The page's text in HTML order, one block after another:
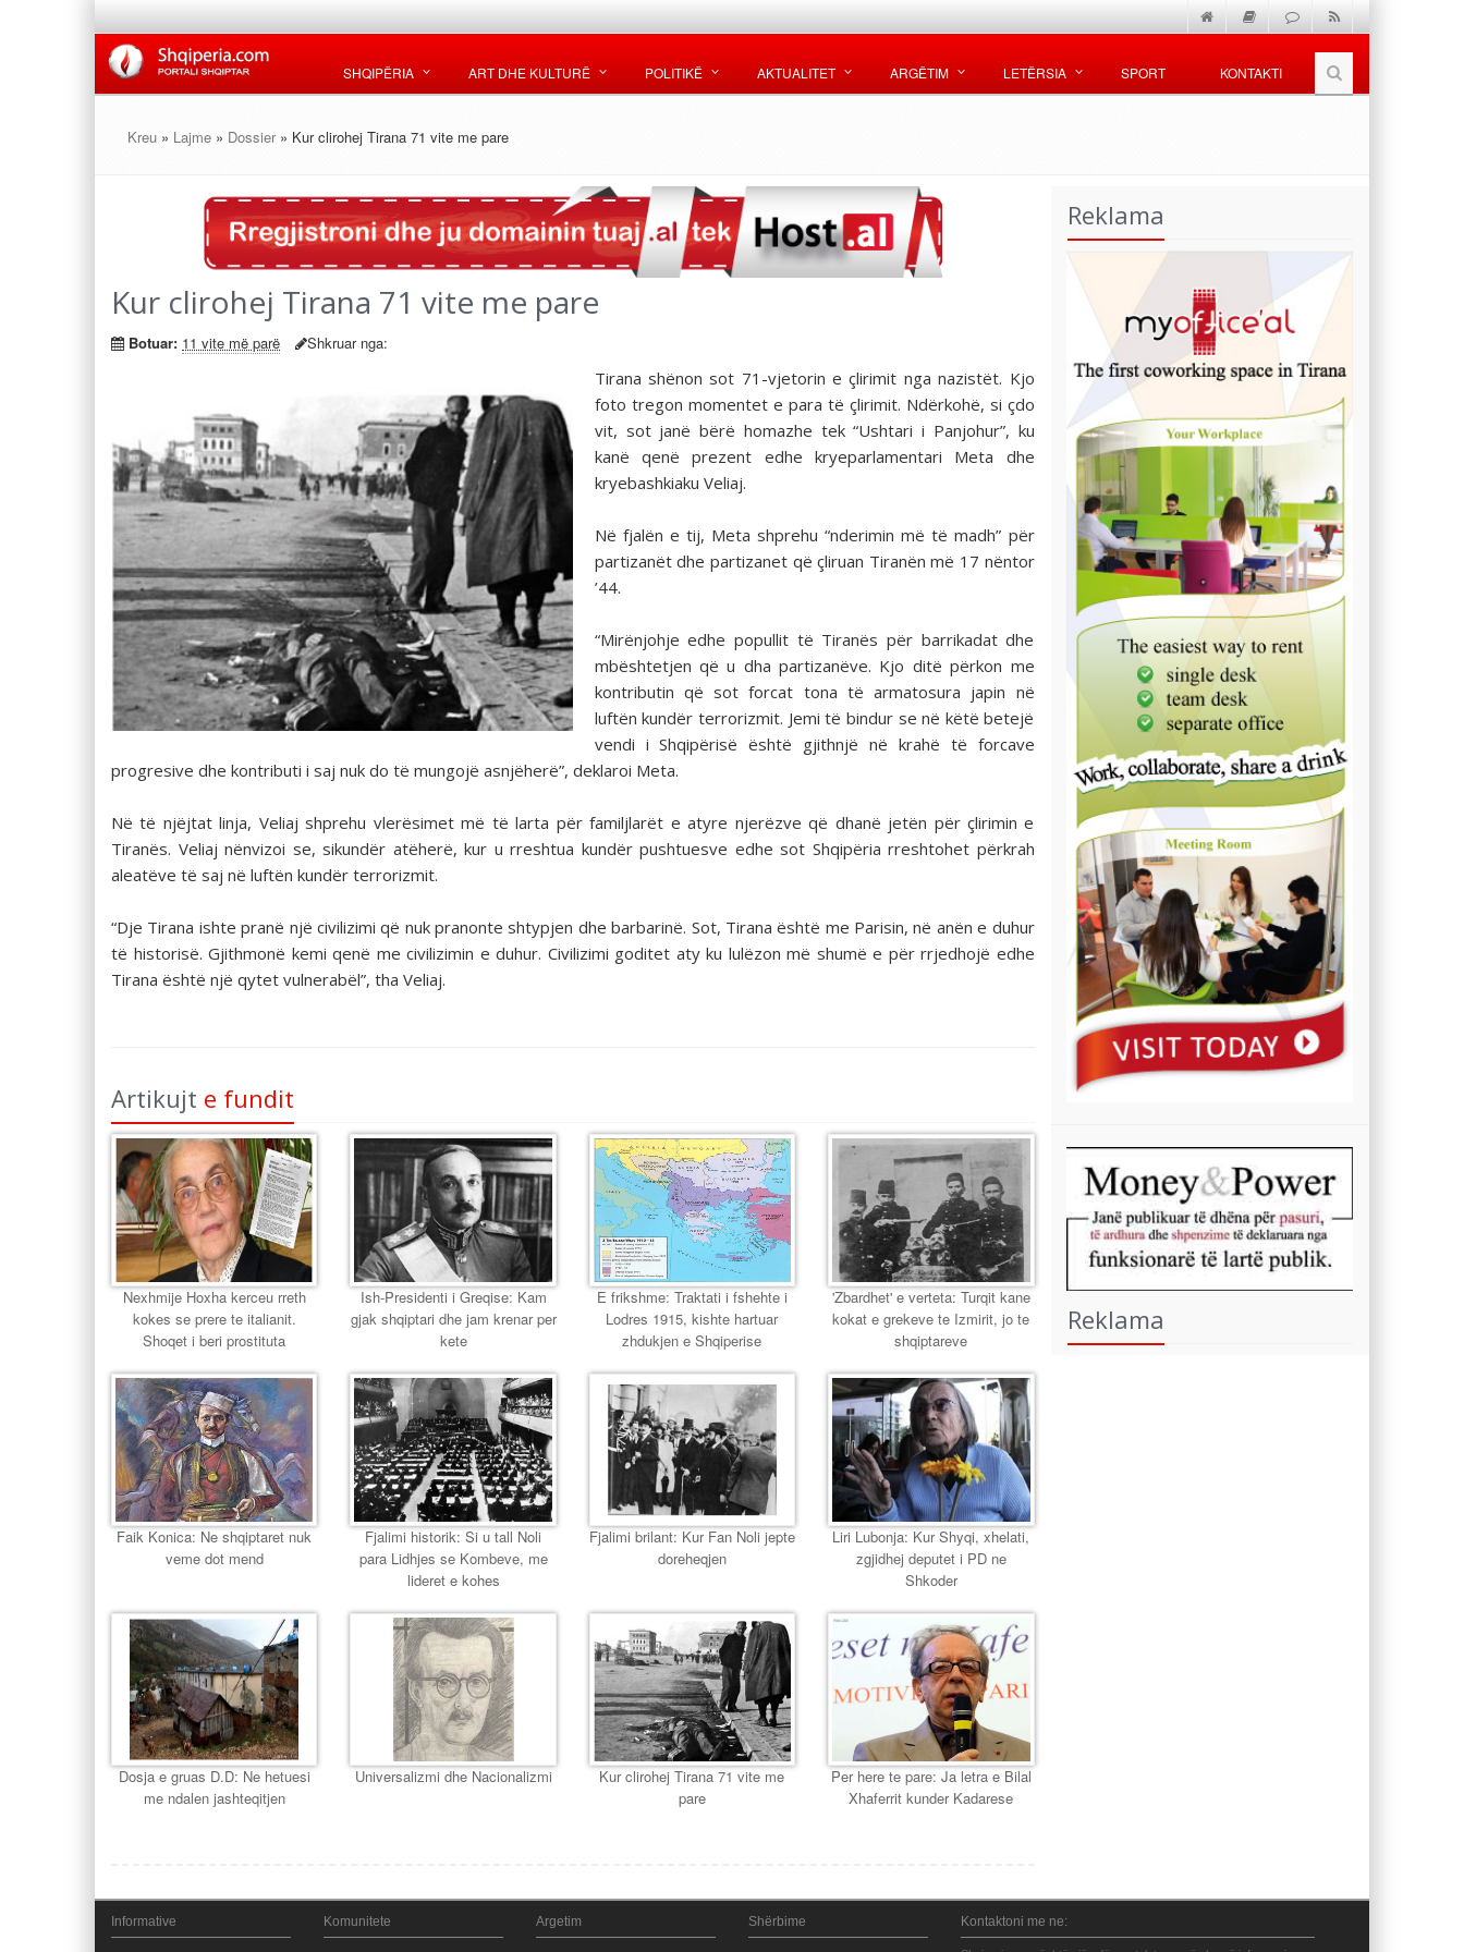
SHQIPËRIA ART DHE KULTURË POLITIKË AKTUALITET ARGËTIM LETËRSIA SPORT KONTAKTI
Kreu » Lajme » Dossier » Kur clirohej Tirana 71 vite me pare
Kur clirohej Tirana 71 vite me pare
Botuar: 11 vite më parë Shkruar nga:
Tirana shënon sot 71-vjetorin e çlirimit nga nazistët. Kjo
foto tregon momentet e para të çlirimit. Ndërkohë, si çdo
vit, sot janë bërë homazhe tek “Ushtari i Panjohur”, ku
kanë qenë prezent edhe kryeparlamentari Meta dhe
kryebashkiaku Veliaj.
Në fjalën e tij, Meta shprehu “nderimin më të madh” për
partizanët dhe partizanet që çliruan Tiranën më 17 nëntor
’44.
“Mirënjohje edhe popullit të Tiranës për barrikadat dhe
mbështetjen që u dha partizanëve. Kjo ditë përkon me
kontributin që sot forcat tona të armatosura japin në
luftën kundër terrorizmit. Jemi të bindur se në këtë betejë
vendi i Shqipërisë është gjithnjë në krahë të forcave
progresive dhe kontributi i saj nuk do të mungojë asnjëherë”, deklaroi Meta.
Në të njëjtat linja, Veliaj shprehu vlerësimet më të larta për familjlarët e atyre njerëzve që dhanë jetën për çlirimin e
Tiranës. Veliaj nënvizoi se, sikundër atëherë, kur u rreshtua kundër pushtuesve edhe sot Shqipëria rreshtohet përkrah
aleatëve të saj në luftën kundër terrorizmit.
“Dje Tirana ishte pranë një civilizimi që nuk pranonte shtypjen dhe barbarinë. Sot, Tirana është me Parisin, në anën e duhur
të historisë. Gjithmonë kemi qenë me civilizimin e duhur. Civilizimi goditet aty ku lulëzon më shumë e për rrjedhojë edhe
Tirana është një qytet vulnerabël”, tha Veliaj.
Artikujt e fundit
Nexhmije Hoxha kerceu rreth
kokes se prere te italianit.
Shoqet i beri prostituta
Ish-Presidenti i Greqise: Kam
gjak shqiptari dhe jam krenar per
kete
E frikshme: Traktati i fshehte i
Lodres 1915, kishte hartuar
zhdukjen e Shqiperise
'Zbardhet' e verteta: Turqit kane
kokat e grekeve te Izmirit, jo te
shqiptareve
Faik Konica: Ne shqiptaret nuk
veme dot mend
Fjalimi historik: Si u tall Noli
para Lidhjes se Kombeve, me
lideret e kohes
Fjalimi brilant: Kur Fan Noli jepte
doreheqjen
Liri Lubonja: Kur Shyqi, xhelati,
zgjidhej deputet i PD ne
Shkoder
Dosja e gruas D.D: Ne hetuesi
me ndalen jashteqitjen
Universalizmi dhe Nacionalizmi
Kur clirohej Tirana 71 vite me
pare
Per here te pare: Ja letra e Bilal
Xhaferrit kunder Kadarese
Reklama
Reklama
Informative Komunitete Argetim Shërbime Kontaktoni me ne: